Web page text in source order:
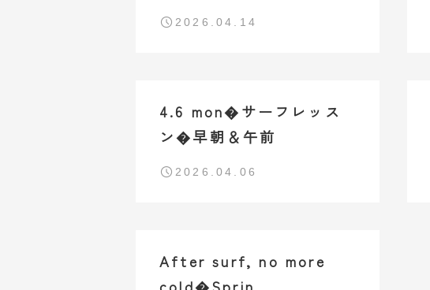
2026.04.14
4.6 mon�サーフレッス
ン�早朝＆午前
2026.04.06
After surf, no more